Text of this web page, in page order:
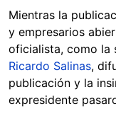
Mientras la
y empresarios
oficialista, como la
Ricardo Salinas,
publicación y la
expresidente